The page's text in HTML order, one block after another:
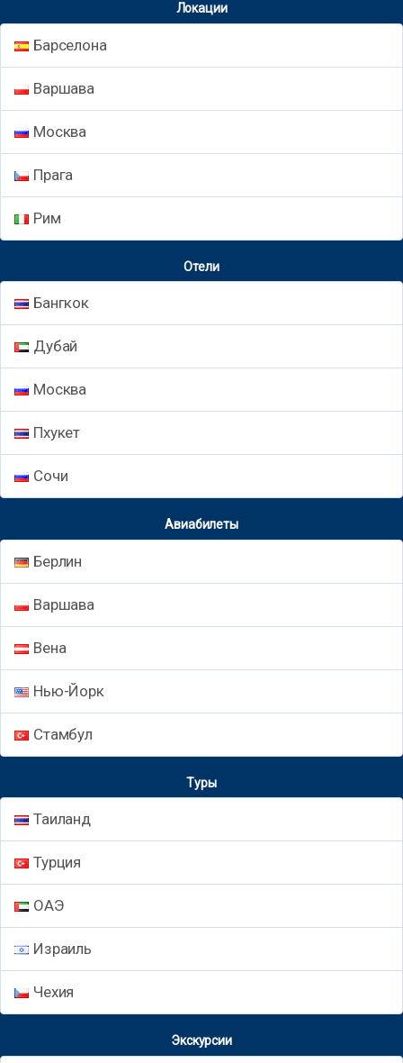
Локации
Барселона
Варшава
Москва
Прага
Рим
Отели
Бангкок
Дубай
Москва
Пхукет
Сочи
Авиабилеты
Берлин
Варшава
Вена
Нью-Йорк
Стамбул
Туры
Таиланд
Турция
ОАЭ
Израиль
Чехия
Экскурсии